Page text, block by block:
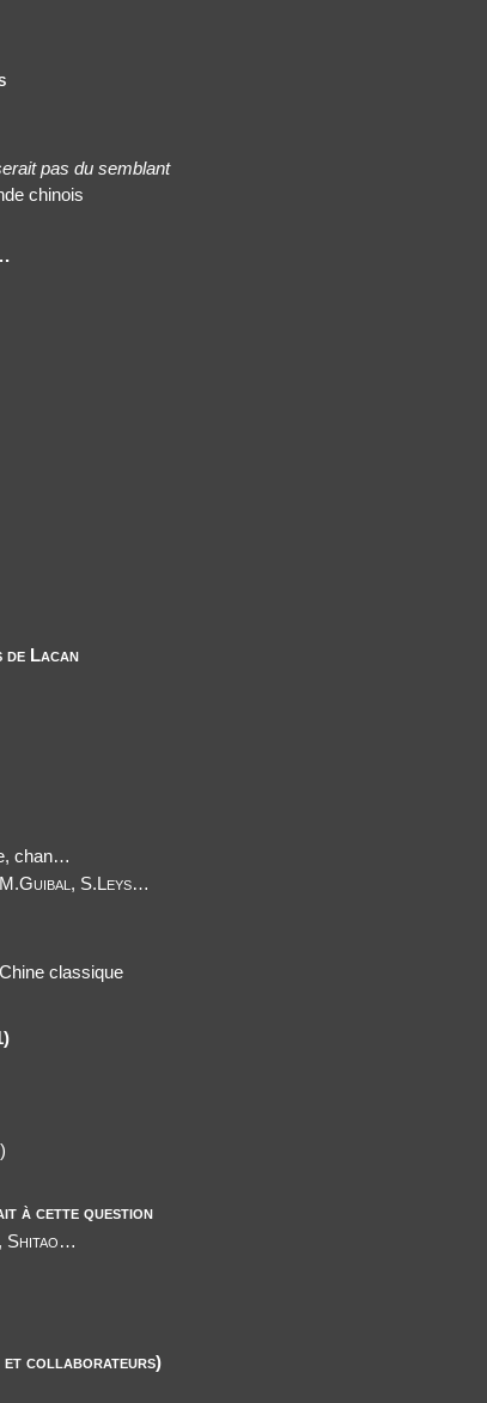
pas du semblant
chinois
de Lacan
chan…
S.Leys…
classique
à cette question
Shitao…
et collaborateurs)